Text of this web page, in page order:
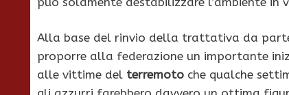
Alla base del rinvio della trattativa da
proporre alla federazione un importante
alle vittime del terremoto che qualche